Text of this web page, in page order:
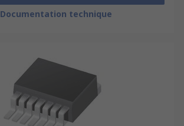
Documentation technique